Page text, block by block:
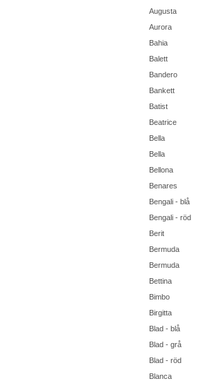
Augusta
Aurora
Bahia
Balett
Bandero
Bankett
Batist
Beatrice
Bella
Bella
Bellona
Benares
Bengali - blå
Bengali - röd
Berit
Bermuda
Bermuda
Bettina
Bimbo
Birgitta
Blad - blå
Blad - grå
Blad - röd
Blanca